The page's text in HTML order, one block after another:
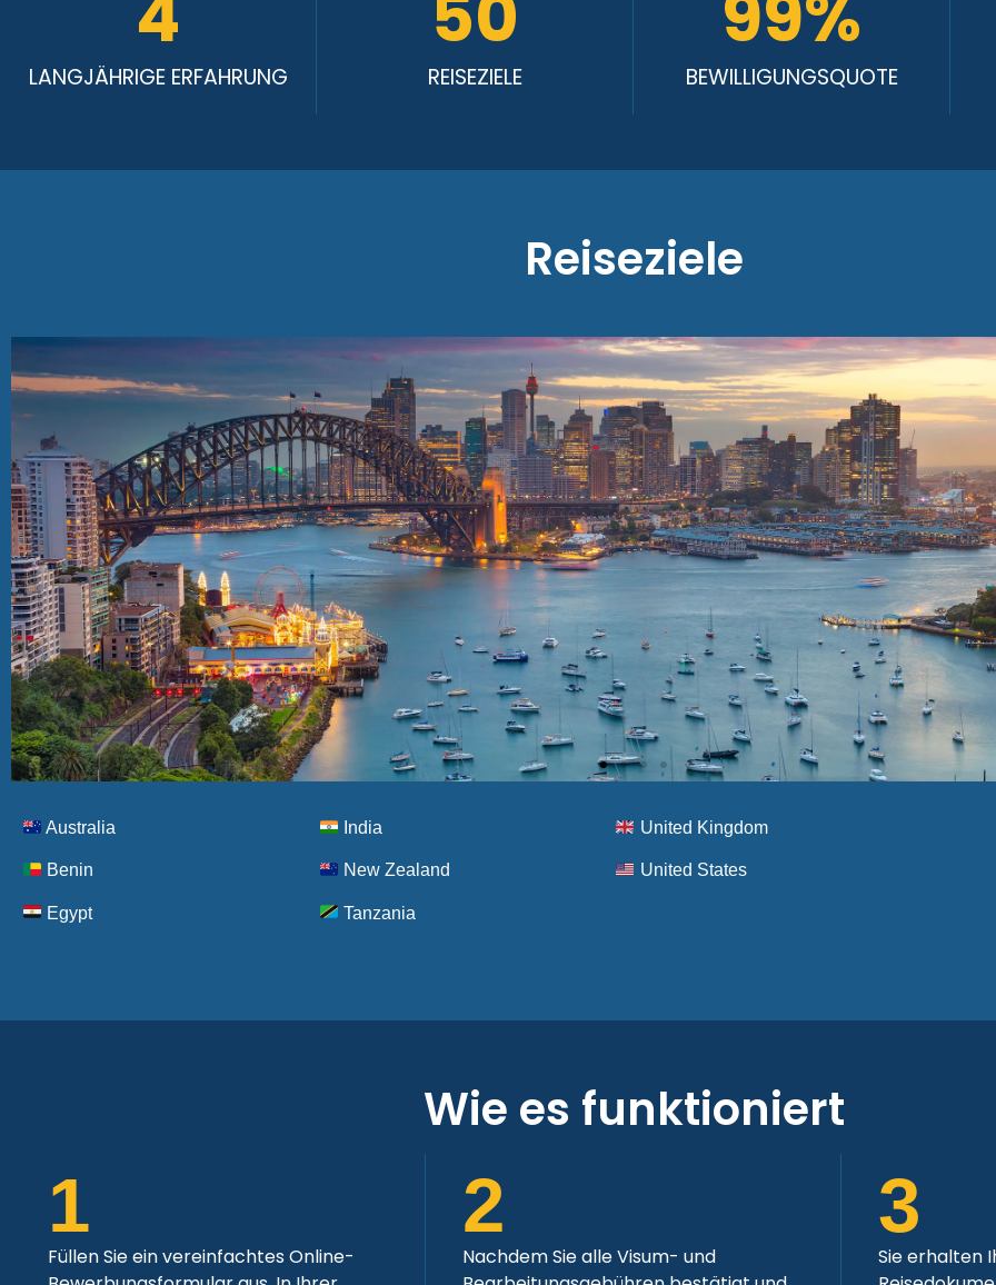
LANGJÄHRIGE ERFAHRUNG REISEZIELE BEWILLIGUNGSQUOTE
Reiseziele
Australia
Benin
Egypt
India
New Zealand
Tanzania
United Kingdom
United States
Wie es funktioniert
1
Füllen Sie ein vereinfachtes Online-
2
Nachdem Sie alle Visum- und
3
Sie erhalten